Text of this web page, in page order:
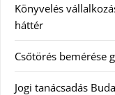
Könyvelés
háttér
Csőtörés bemérése
Jogi tanácsadás